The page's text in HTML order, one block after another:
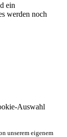
ein
werden noch
Auswahl
unserem eigenem